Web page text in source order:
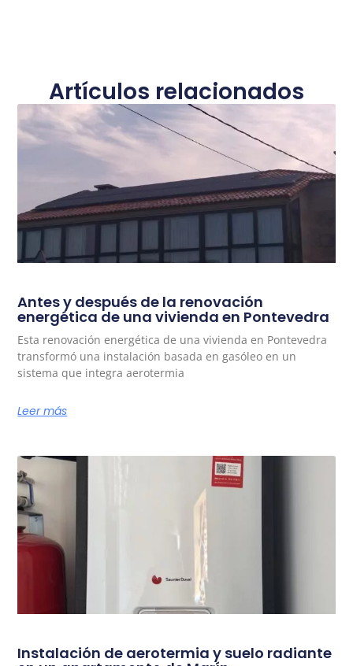
Artículos relacionados
Antes y después de la renovación
energética de una vivienda en Pontevedra
Esta renovación energética de una vivienda en Pontevedra
transformó una instalación basada en gasóleo en un
sistema que integra aerotermia
Leer más
Instalación de aerotermia y suelo radiante